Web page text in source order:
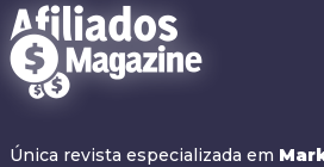
Única revista especializada em